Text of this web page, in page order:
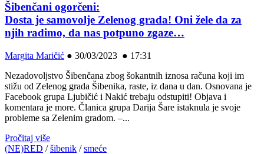
Šibenčani ogorčeni:
Dosta je samovolje Zelenog grada! Oni žele da za
njih radimo, da nas potpuno zgaze…
Margita Maričić ● 30/03/2023 ● 17:31
Nezadovoljstvo Šibenčana zbog šokantnih iznosa računa koji im
stižu od Zelenog grada Šibenika, raste, iz dana u dan. Osnovana je
Facebook grupa Ljubičić i Nakić trebaju odstupiti! Objava i
komentara je more. Članica grupa Darija Šare istaknula je svoje
probleme sa Zelenim gradom. –...
Pročitaj više
(NE)RED /šibenik /smeće